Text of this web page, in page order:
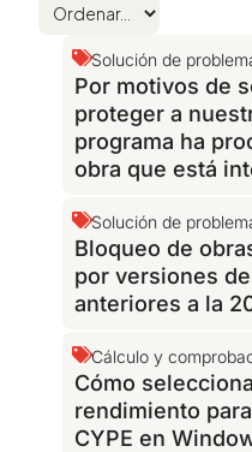
Solución de
Por motivos de
proteger a
programa ha
obra que está
Solución de
Bloqueo de
por versiones
anteriores a la
Cálculo y
Cómo
rendimiento
CYPE en